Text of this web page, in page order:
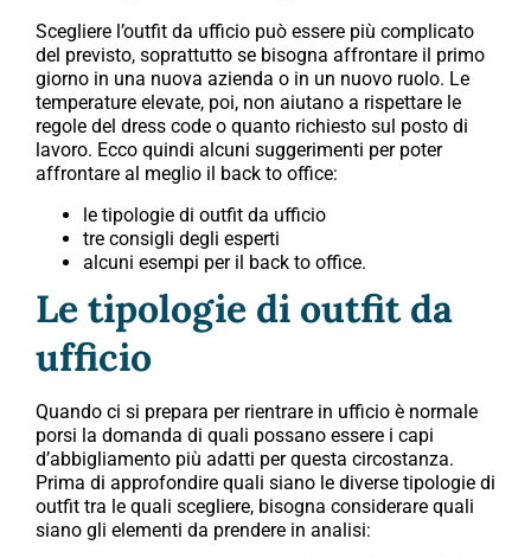
Scegliere l’outfit da ufficio può essere più complicato
del previsto, soprattutto se bisogna affrontare il primo
giorno in una nuova azienda o in un nuovo ruolo. Le
temperature elevate, poi, non aiutano a rispettare le
regole del dress code o quanto richiesto sul posto di
lavoro. Ecco quindi alcuni suggerimenti per poter
affrontare al meglio il back to office:
le tipologie di outfit da ufficio
tre consigli degli esperti
alcuni esempi per il back to office.
Le tipologie di outfit da
ufficio
Quando ci si prepara per rientrare in ufficio è normale
porsi la domanda di quali possano essere i capi
d’abbigliamento più adatti per questa circostanza.
Prima di approfondire quali siano le diverse tipologie di
outfit tra le quali scegliere, bisogna considerare quali
siano gli elementi da prendere in analisi: